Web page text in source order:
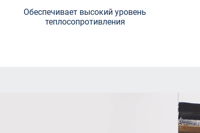
Обеспечивает высокий уровень
теплосопротивления